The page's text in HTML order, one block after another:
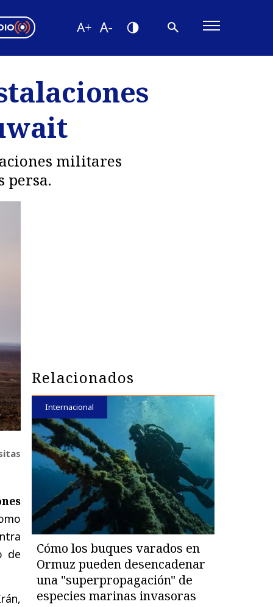
militares
persa.
de
Relacionados
Internacional
Cómo los buques varados en
Ormuz pueden desencadenar
una "superpropagación" de
especies marinas invasoras